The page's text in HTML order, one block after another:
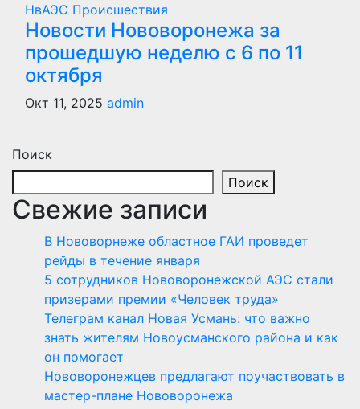
НвАЭС Происшествия
Новости Нововоронежа за
прошедшую неделю с 6 по 11
октября
Окт 11, 2025 admin
Поиск
Поиск
Свежие записи
В Нововорнеже областное ГАИ проведет
рейды в течение января
5 сотрудников Нововоронежской АЭС стали
призерами премии «Человек труда»
Телеграм канал Новая Усмань: что важно
знать жителям Новоусманского района и как
он помогает
Нововоронежцев предлагают поучаствовать в
мастер-плане Нововоронежа